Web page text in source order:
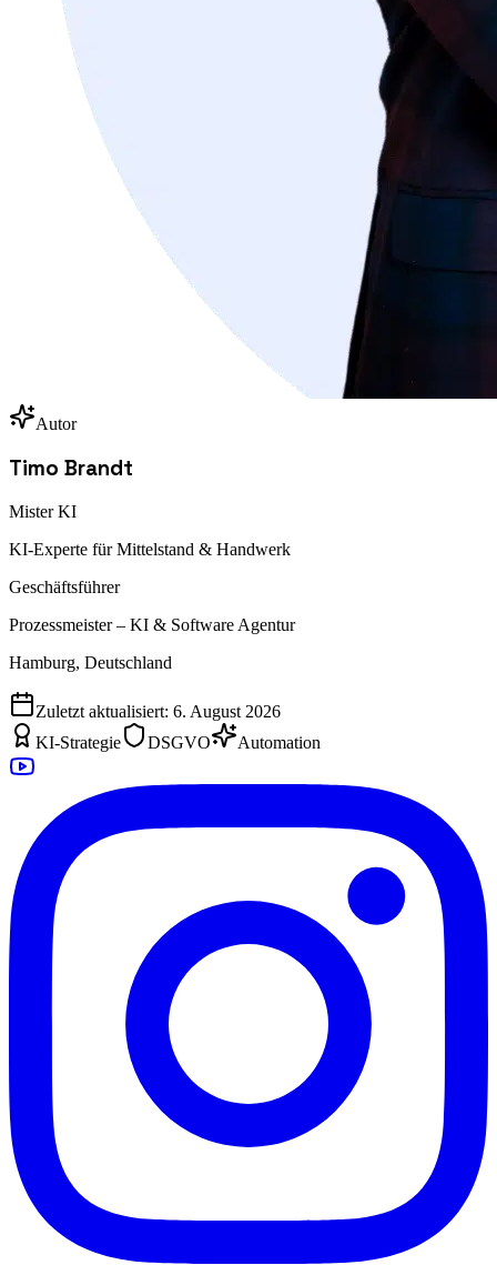
Autor
Timo Brandt
Mister KI
KI-Experte für Mittelstand & Handwerk
Geschäftsführer
Prozessmeister – KI & Software Agentur
Hamburg, Deutschland
Zuletzt aktualisiert: 6. August 2026
KI-Strategie
DSGVO Automation